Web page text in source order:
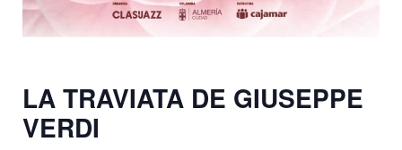
LA TRAVIATA DE GIUSEPPE
VERDI